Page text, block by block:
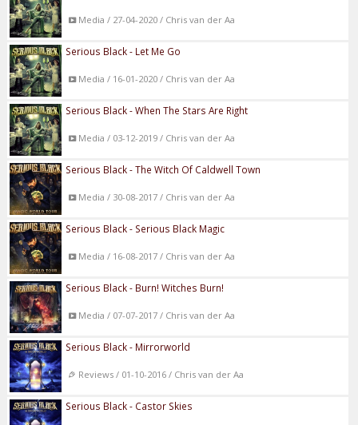
Media / 27-04-2020 / Chris van der Aa
Serious Black - Let Me Go
Media / 16-01-2020 / Chris van der Aa
Serious Black - When The Stars Are Right
Media / 03-12-2019 / Chris van der Aa
Serious Black - The Witch Of Caldwell Town
Media / 30-08-2017 / Chris van der Aa
Serious Black - Serious Black Magic
Media / 16-08-2017 / Chris van der Aa
Serious Black - Burn! Witches Burn!
Media / 07-07-2017 / Chris van der Aa
Serious Black - Mirrorworld
Reviews / 01-10-2016 / Chris van der Aa
Serious Black - Castor Skies